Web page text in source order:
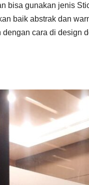
bisa gunakan jenis
baik abstrak dan
cara di design